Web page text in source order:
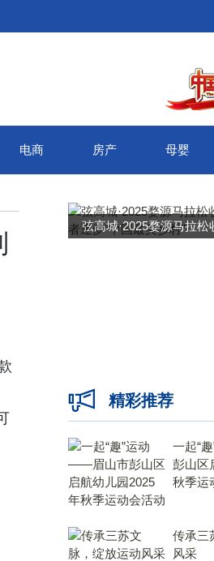
电商 房产 母婴
弦高城·2025婺源马拉松
精彩推荐
一起“
彭山区
秋季运
传承三
风采